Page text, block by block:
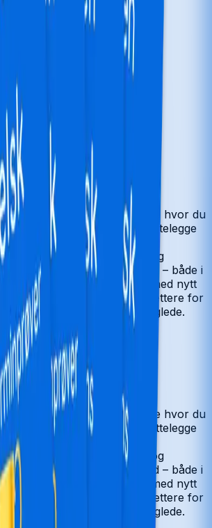
Alle trinn.
Dammer en digital tjeneste hvor du
trenger for å planlegge, tilrettelegge
din i tråd med
inspirerende innhold og
klassen din kan jobbe med – både i
Skolen
oppdateres stadig med nytt
Dermed blir det enda lettere for
gi elevene mestring og læreglede.
Alle trinn.
Dammer en digital tjeneste hvor du
trenger for å planlegge, tilrettelegge
din i tråd med
inspirerende innhold og
klassen din kan jobbe med – både i
Skolen oppdateres stadig med nytt
Dermed blir det enda lettere for
gi elevene mestring og læreglede.